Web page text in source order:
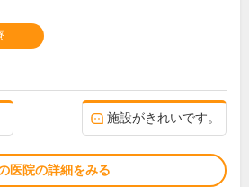
施設がきれいです。
医院の詳細をみる